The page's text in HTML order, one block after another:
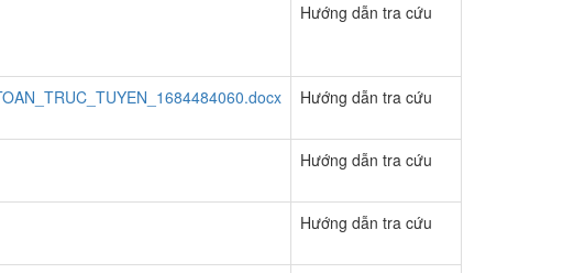
Hướng dẫn tra cứu
Hướng dẫn tra cứu
Hướng dẫn tra cứu
Hướng dẫn tra cứu